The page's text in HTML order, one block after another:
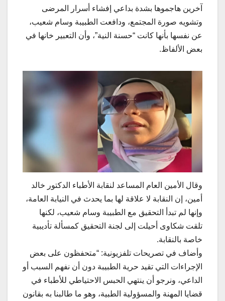
آخرين هاجموها بشدة بداعي إفشاء أسرار المرضى
وتشويه صورة المجتمع، ودافعت الطبيبة وسام شعيب،
عن نفسها بأنها كانت “حسنة النية”، وأن التعبير خانها في
بعض الألفاظ.
وقال الأمين العام المساعد لنقابة الأطباء الدكتور خالد
أمين، إن النقابة لا علاقة لها بما يحدث في النيابة العامة،
وإنها لم تبدأ التحقيق مع الطبيبة وسام شعيب، لكنها
تلقت شكاوى أحيلت إلى لجنة التحقيق كمسألة تأديبية
خاصة بالنقابة.
وأضاف في تصريحات تلفزيونية: “متحفظون على بعض
الإجراءات التي تقيد حرية الطبيبة دون أن نفهم السبب أو
الداعي، ونرجو أن ينتهي الحبس الاحتياطي للأطباء في
قضايا المهنة والمسؤولية الطبية، وهو ما طالبنا به بقانون